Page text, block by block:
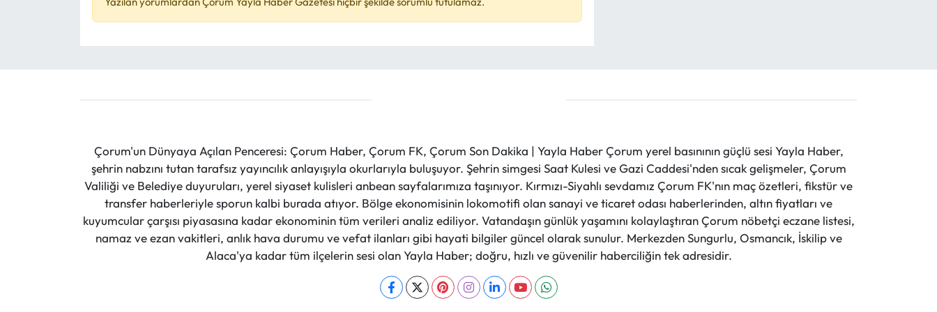
Çorum'un Dünyaya Açılan Penceresi: Çorum Haber, Çorum FK, Çorum Son Dakika | Yayla Haber Çorum yerel basınının güçlü sesi Yayla Haber,
şehrin nabzını tutan tarafsız yayıncılık anlayışıyla okurlarıyla buluşuyor. Şehrin simgesi Saat Kulesi ve Gazi Caddesi'nden sıcak gelişmeler, Çorum
Valiliği ve Belediye duyuruları, yerel siyaset kulisleri anbean sayfalarımıza taşınıyor. Kırmızı-Siyahlı sevdamız Çorum FK'nın maç özetleri, fikstür ve
transfer haberleriyle sporun kalbi burada atıyor. Bölge ekonomisinin lokomotifi olan sanayi ve ticaret odası haberlerinden, altın fiyatları ve
kuyumcular çarşısı piyasasına kadar ekonominin tüm verileri analiz ediliyor. Vatandaşın günlük yaşamını kolaylaştıran Çorum nöbetçi eczane listesi,
namaz ve ezan vakitleri, anlık hava durumu ve vefat ilanları gibi hayati bilgiler güncel olarak sunulur. Merkezden Sungurlu, Osmancık, İskilip ve
Alaca'ya kadar tüm ilçelerin sesi olan Yayla Haber; doğru, hızlı ve güvenilir haberciliğin tek adresidir.